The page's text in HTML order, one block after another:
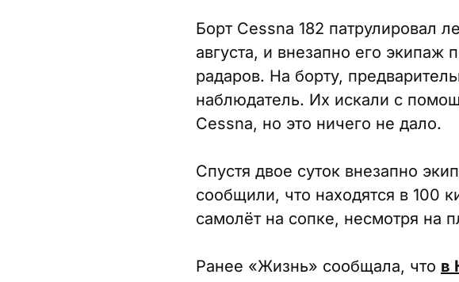
Борт Cessna 182 патрулировал
августа, и внезапно его экипаж
радаров. На борту,
наблюдатель. Их искали с
Cessna, но это ничего не дало.
Спустя двое суток внезапно
сообщили, что находятся в 100
самолёт на сопке, несмотря на
Ранее «Жизнь» сообщала, что в